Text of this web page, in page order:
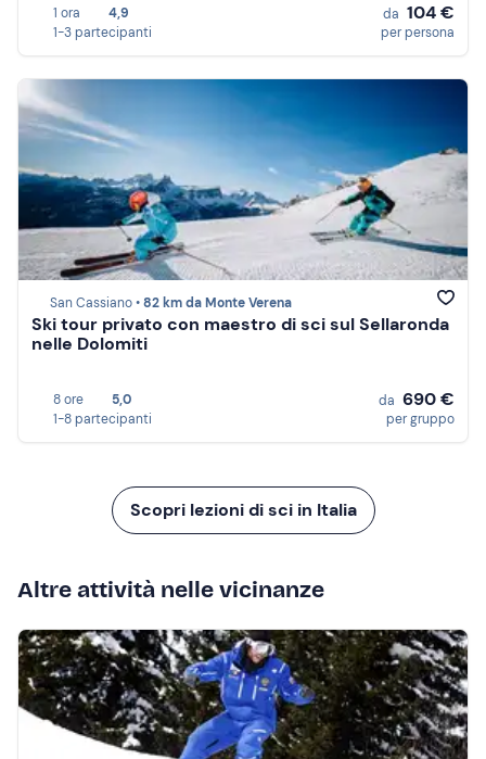
1 ora
4,9
1-3 partecipanti
da 104 €
per persona
San Cassiano •82 km da Monte Verena
Ski tour privato con maestro di sci sul Sellaronda
nelle Dolomiti
8 ore
5,0
1-8 partecipanti
da 690 €
per gruppo
Scopri lezioni di sci in Italia
Altre attività nelle vicinanze